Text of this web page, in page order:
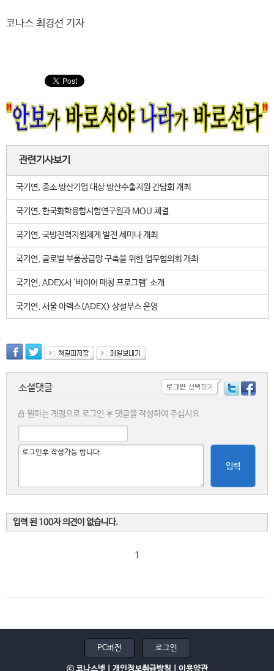
코나스 최경선 기자
관련기사보기
국기연, 중소 방산기업 대상 방산수출지원 간담회 개최
국기연, 한국화학융합시험연구원과 MOU 체결
국기연, 국방전력지원체계 발전 세미나 개최
국기연, 글로벌 부품공급망 구축을 위한 업무협의회 개최
국기연, ADEX서 '바이어 매칭 프로그램' 소개
국기연, 서울 아덱스(ADEX) 상설부스 운영
소셜댓글
원하는 계정으로 로그인 후 댓글을 작성하여 주십시요.
입력
입력 된 100자 의견이 없습니다.
1
PC버전 로그인
ⓒ 코나스넷 | 개인정보취급방침 이용약관